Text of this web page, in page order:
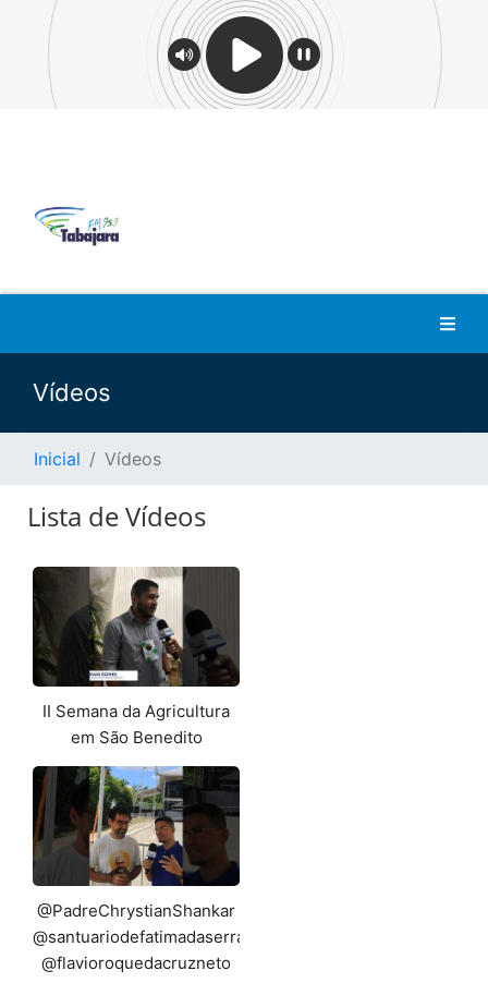
Vídeos
Inicial Vídeos
Lista de Vídeos
II Semana da Agricultura
em São Benedito
@PadreChrystianShankar
@santuariodefatimadaserragrande
@flavioroquedacruzneto